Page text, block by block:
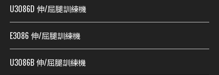
U3086D 伸/屈腿訓練機
E3086 伸/屈腿訓練機
U3086B 伸/屈腿訓練機